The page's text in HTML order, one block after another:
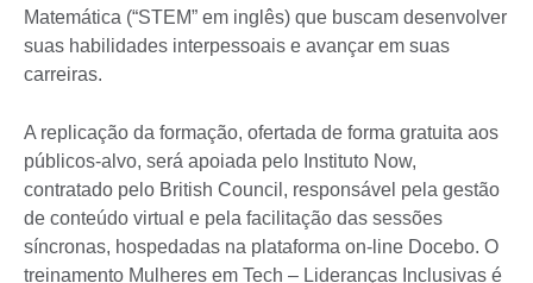
Matemática (“STEM” em inglês) que buscam desenvolver
suas habilidades interpessoais e avançar em suas
carreiras.
A replicação da formação, ofertada de forma gratuita aos
públicos-alvo, será apoiada pelo Instituto Now,
contratado pelo British Council, responsável pela gestão
de conteúdo virtual e pela facilitação das sessões
síncronas, hospedadas na plataforma on-line Docebo. O
treinamento Mulheres em Tech – Lideranças Inclusivas é